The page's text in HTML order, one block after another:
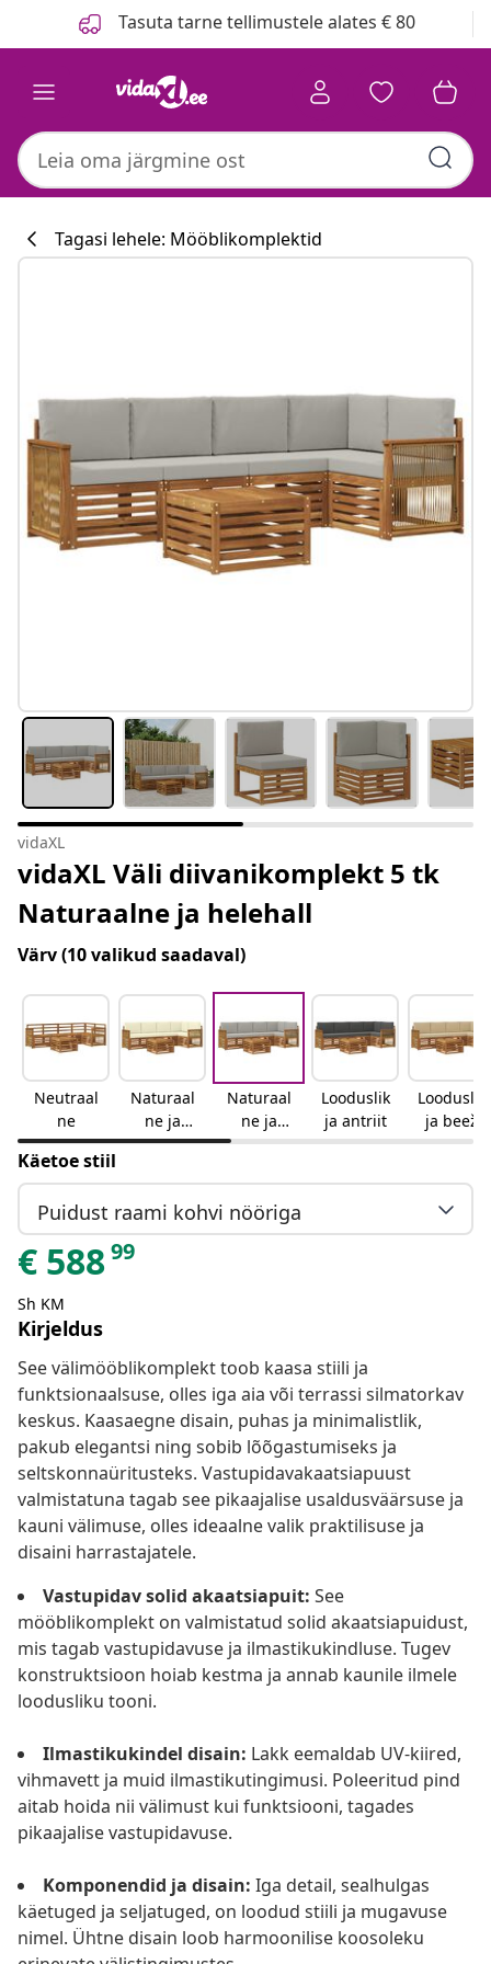
Tasuta tarne tellimustele alates € 80
Tagasi lehele: Mööblikomplektid
vidaXL
vidaXL Väli diivanikomplekt 5 tk
Naturaalne ja helehall
Värv(10 valikud saadaval)
Neutraal
ne
Naturaal
ne ja
kreemjas
Naturaal
ne ja
helehall
Looduslik
ja antriit
Looduslik
ja beež
Käetoe stiil
Puidust raami kohvi nööriga
€ 58899
Sh KM
Kirjeldus
See välimööblikomplekt toob kaasa stiili ja
funktsionaalsuse, olles iga aia või terrassi silmatorkav
keskus. Kaasaegne disain, puhas ja minimalistlik,
pakub elegantsi ning sobib lõõgastumiseks ja
seltskonnaüritusteks. Vastupidavakaatsiapuust
valmistatuna tagab see pikaajalise usaldusväärsuse ja
kauni välimuse, olles ideaalne valik praktilisuse ja
disaini harrastajatele.
Vastupidav solid akaatsiapuit: See
mööblikomplekt on valmistatud solid akaatsiapuidust,
mis tagab vastupidavuse ja ilmastikukindluse. Tugev
konstruktsioon hoiab kestma ja annab kaunile ilmele
loodusliku tooni.
Ilmastikukindel disain: Lakk eemaldab UV-kiired,
vihmavett ja muid ilmastikutingimusi. Poleeritud pind
aitab hoida nii välimust kui funktsiooni, tagades
pikaajalise vastupidavuse.
Komponendid ja disain: Iga detail, sealhulgas
käetuged ja seljatuged, on loodud stiili ja mugavuse
nimel. Ühtne disain loob harmoonilise koosoleku